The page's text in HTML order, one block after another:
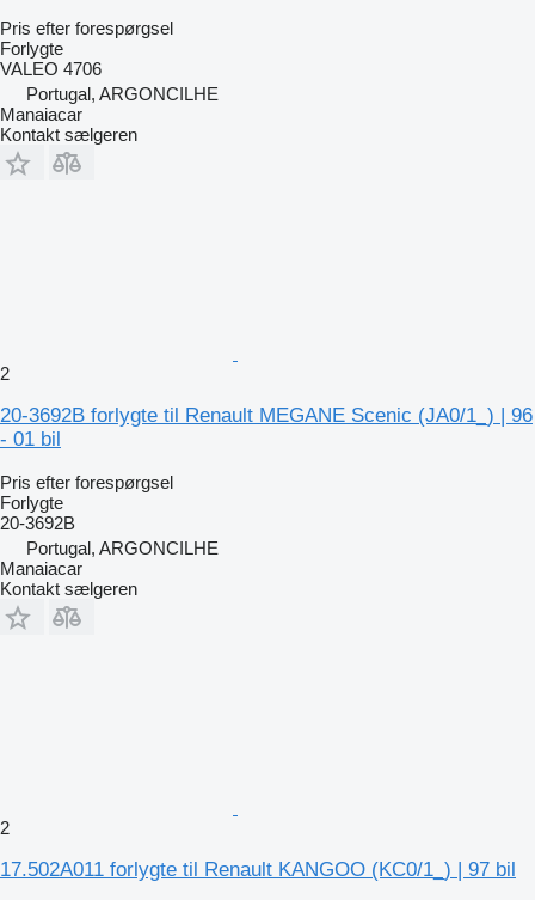
Pris efter forespørgsel
Forlygte
VALEO 4706
Portugal, ARGONCILHE
Manaiacar
Kontakt sælgeren
2
20-3692B forlygte til Renault MEGANE Scenic (JA0/1_) | 96
- 01 bil
Pris efter forespørgsel
Forlygte
20-3692B
Portugal, ARGONCILHE
Manaiacar
Kontakt sælgeren
2
17.502A011 forlygte til Renault KANGOO (KC0/1_) | 97 bil